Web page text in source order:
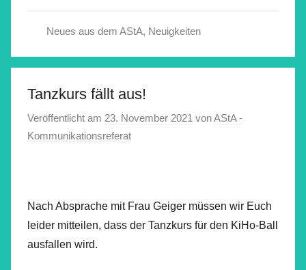
Neues aus dem AStA, Neuigkeiten
Tanzkurs fällt aus!
Veröffentlicht am 23. November 2021 vonAStA -
Kommunikationsreferat
Nach Absprache mit Frau Geiger müssen wir Euch
leider mitteilen, dass der Tanzkurs für den KiHo-Ball
ausfallen wird.